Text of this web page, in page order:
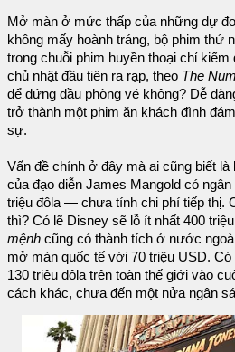
Mở màn ở mức thấp của những dự
không mấy hoành tráng, bộ phim thứ
trong chuỗi phim huyền thoại chỉ
chủ nhật đầu tiên ra rạp, theo The
để đứng đầu phòng vé không? Dễ
trở thành một phim ăn khách đình
sự.
Vấn đề chính ở đây mà ai cũng biết là
của đạo diễn James Mangold có
triệu đôla — chưa tính chi phí tiếp thị.
thì? Có lẽ Disney sẽ lỗ ít nhất 400
mệnh cũng có thành tích ở nước
mở màn quốc tế với 70 triệu USD.
130 triệu đôla trên toàn thế giới vào
cách khác, chưa đến một nửa ngân